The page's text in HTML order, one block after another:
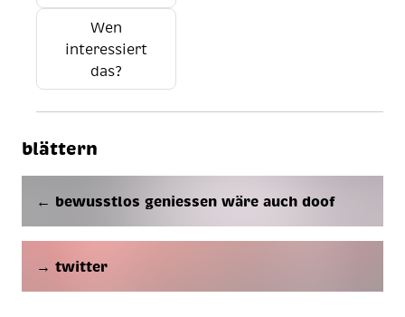
Wen
interessiert
das?
blättern
← bewusstlos geniessen wäre auch doof
→ twitter